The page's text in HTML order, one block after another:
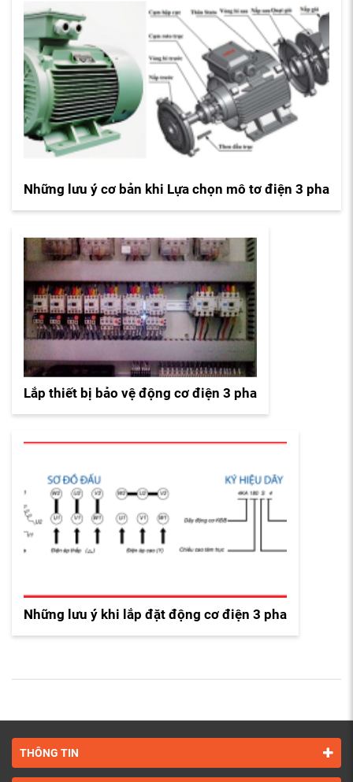
Những lưu ý cơ bản khi Lựa chọn mô tơ điện 3 pha
Lắp thiết bị bảo vệ động cơ điện 3 pha
Những lưu ý khi lắp đặt động cơ điện 3 pha
THÔNG TIN